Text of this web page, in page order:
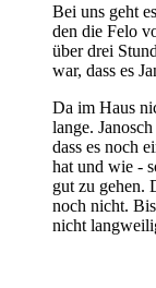
Bei uns geht
den die Felo
über drei
war, dass es
Da im Haus
lange.
dass es noch
hat und wie -
gut zu gehen.
noch nicht.
nicht